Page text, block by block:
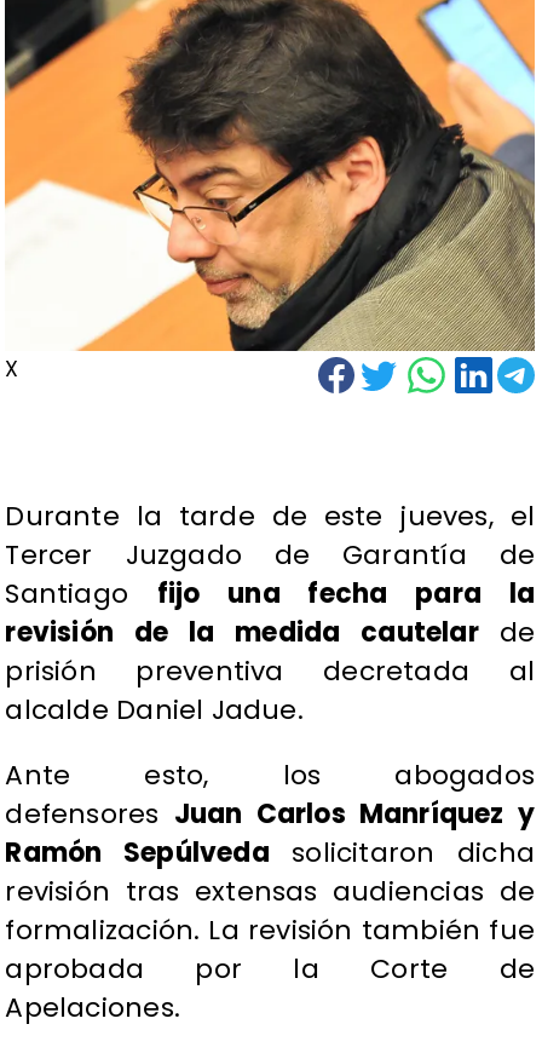
X
Durante la tarde de este jueves, el
Tercer Juzgado de Garantía de
Santiago fijo una fecha para la
revisión de la medida cautelar de
prisión preventiva decretada al
alcalde Daniel Jadue.
Ante esto, los abogados
defensores Juan Carlos Manríquez y
Ramón Sepúlveda solicitaron dicha
revisión tras extensas audiencias de
formalización. La revisión también fue
aprobada por la Corte de
Apelaciones.